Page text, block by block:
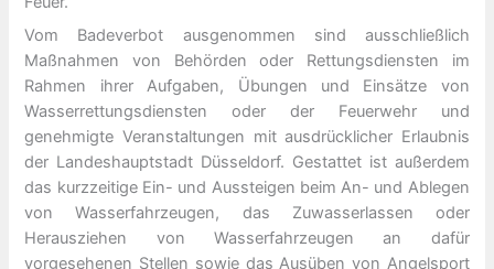
Vom Badeverbot ausgenommen sind ausschließlich
Maßnahmen von Behörden oder Rettungsdiensten im
Rahmen ihrer Aufgaben, Übungen und Einsätze von
Wasserrettungsdiensten oder der Feuerwehr und
genehmigte Veranstaltungen mit ausdrücklicher Erlaubnis
der Landeshauptstadt Düsseldorf. Gestattet ist außerdem
das kurzzeitige Ein- und Aussteigen beim An- und Ablegen
von Wasserfahrzeugen, das Zuwasserlassen oder
Herausziehen von Wasserfahrzeugen an dafür
vorgesehenen Stellen sowie das Ausüben von Angelsport